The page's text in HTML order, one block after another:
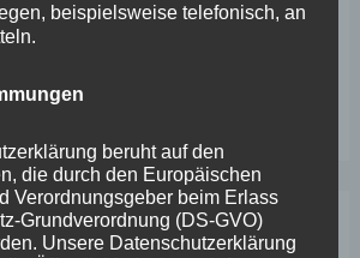
jährigem Jubiläum von Particura
beispielsweise telefonisch, an
beruht auf den
die durch den Europäischen
Verordnungsgeber beim Erlass
Grundverordnung (DS-GVO)
Unsere Datenschutzerklärung